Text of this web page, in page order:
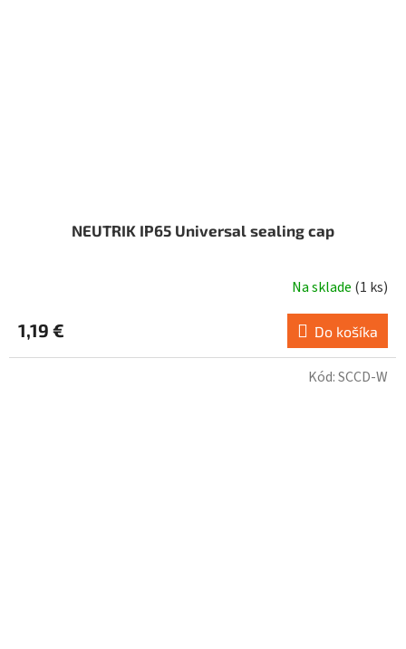
NEUTRIK IP65 Universal sealing cap
Na sklade (1 ks)
1,19 € Do košíka
Kód:SCCD-W